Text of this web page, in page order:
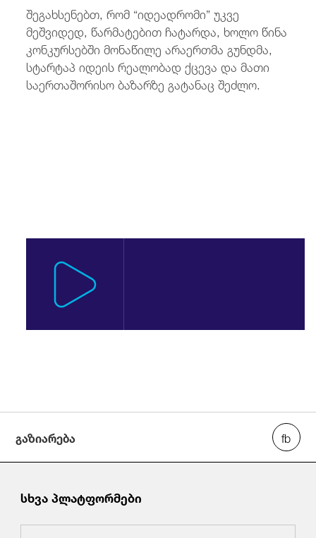
შეგახსენებთ, რომ “იდეადრომი” უკვე
მეშვიდედ, წარმატებით ჩატარდა, ხოლო წინა
კონკურსებში მონაწილე არაერთმა გუნდმა,
სტარტაპ იდეის რეალობად ქცევა და მათი
საერთაშორისო ბაზარზე გატანაც შეძლო.
გაზიარება
სხვა პლატფორმები